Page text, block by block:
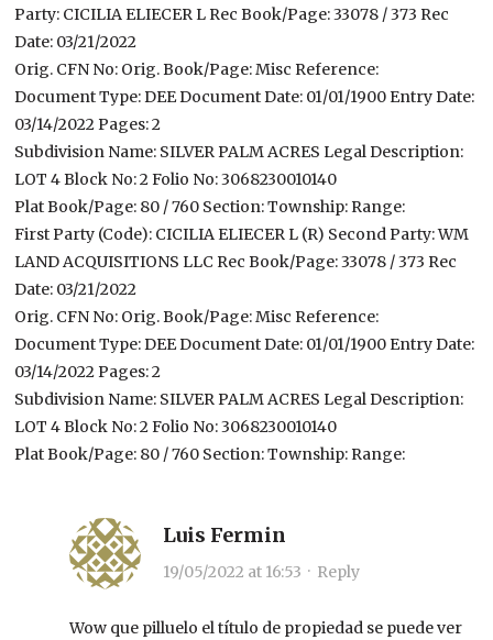
Party: CICILIA ELIECER L Rec Book/Page: 33078 / 373 Rec
Date: 03/21/2022
Orig. CFN No: Orig. Book/Page: Misc Reference:
Document Type: DEE Document Date: 01/01/1900 Entry Date:
03/14/2022 Pages: 2
Subdivision Name: SILVER PALM ACRES Legal Description:
LOT 4 Block No: 2 Folio No: 3068230010140
Plat Book/Page: 80 / 760 Section: Township: Range:
First Party (Code): CICILIA ELIECER L (R) Second Party: WM
LAND ACQUISITIONS LLC Rec Book/Page: 33078 / 373 Rec
Date: 03/21/2022
Orig. CFN No: Orig. Book/Page: Misc Reference:
Document Type: DEE Document Date: 01/01/1900 Entry Date:
03/14/2022 Pages: 2
Subdivision Name: SILVER PALM ACRES Legal Description:
LOT 4 Block No: 2 Folio No: 3068230010140
Plat Book/Page: 80 / 760 Section: Township: Range:
Luis Fermin
19/05/2022 at 16:53 · Reply
Wow que pilluelo el título de propiedad se puede ver